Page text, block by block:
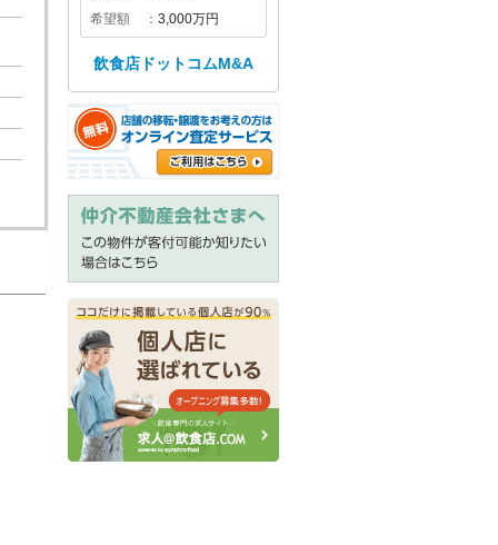
希望額
3,000万円
飲食店ドットコムM&A